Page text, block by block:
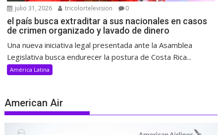
julio 31, 2026 tricolortelevision 0
el país busca extraditar a sus nacionales en casos
de crimen organizado y lavado de dinero
Una nueva iniciativa legal presentada ante la Asamblea
Legislativa busca endurecer la postura de Costa Rica...
América Latina
American Air